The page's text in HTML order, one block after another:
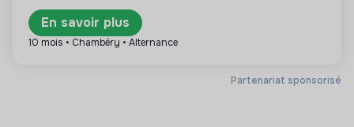
Plus d'informations
ÉducationPartenariat sponsorisé
En savoir plus
10 mois • Chambéry • Alternance